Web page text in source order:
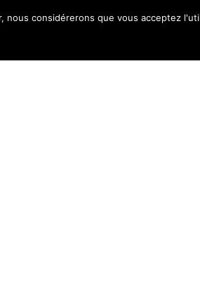
considérerons que vous acceptez